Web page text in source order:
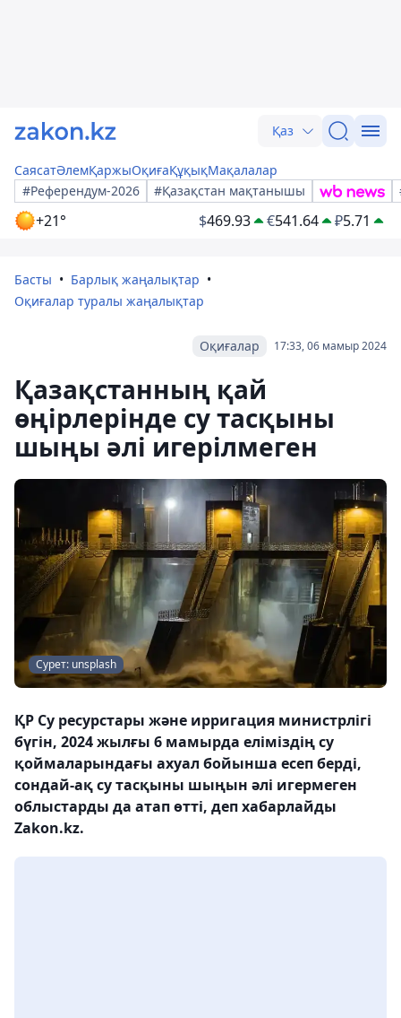
Қаз
СаясатӘлемҚаржыОқиғаҚұқықМақалалар
#Референдум-2026
#Қазақстан мақтанышы
+21° $469.93 €541.64 ₽5.71
Басты
Барлық жаңалықтар
Оқиғалар туралы жаңалықтар
17:33, 06 мамыр 2024
Оқиғалар
Қазақстанның қай
өңірлерінде су тасқыны
шыңы әлі игерілмеген
Сурет: unsplash
ҚР Су ресурстары және ирригация министрлігі
бүгін, 2024 жылғы 6 мамырда еліміздің су
қоймаларындағы ахуал бойынша есеп берді,
сондай-ақ су тасқыны шыңын әлі игермеген
облыстарды да атап өтті, деп хабарлайды
Zakon.kz.